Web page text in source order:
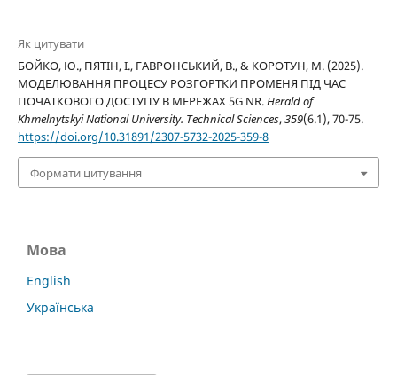
Як цитувати
БОЙКО, Ю., ПЯТІН, І., ГАВРОНСЬКИЙ, В., & КОРОТУН, М. (2025).
МОДЕЛЮВАННЯ ПРОЦЕСУ РОЗГОРТКИ ПРОМЕНЯ ПІД ЧАС
ПОЧАТКОВОГО ДОСТУПУ В МЕРЕЖАХ 5G NR.Herald of
Khmelnytskyi National University. Technical Sciences,359(6.1), 70-75.
https://doi.org/10.31891/2307-5732-2025-359-8
Формати цитування
Мова
English
Українська